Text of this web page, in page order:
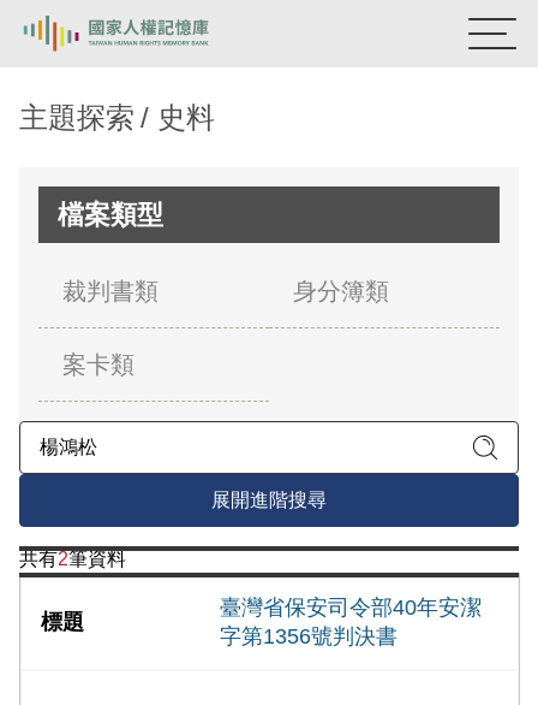
新生訓導處
關於我們
意見信箱
主題探索 史料
檔案類型
裁判書類 身分簿類
案卡類
展開進階搜尋
共有2筆資料
臺灣省保安司令部40年安潔
字第1356號判決書